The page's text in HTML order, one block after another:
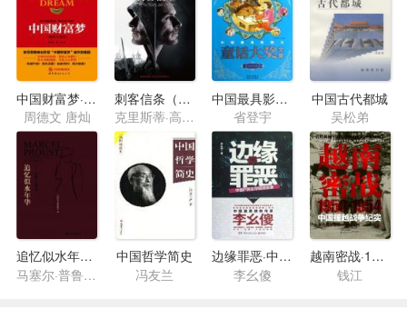
中国财富梦·温州大变局
周德文 唐灿
刺客信条（电影同名小说）
克里斯蒂·高登 米歇尔·莱斯利 埃德蒙·库珀 比利·克莱兹
中国最具影响力童话大奖·蓝色月光卷
省登宇
中国古代都城
吴松弟
追忆似水年华1·在斯万家那边
马塞尔·普鲁斯特
中国哲学简史
冯友兰
边缘罪恶·中国P民生存现场实录
李幺傻
越南密战·1950-1954中国援越战争纪实
钱江